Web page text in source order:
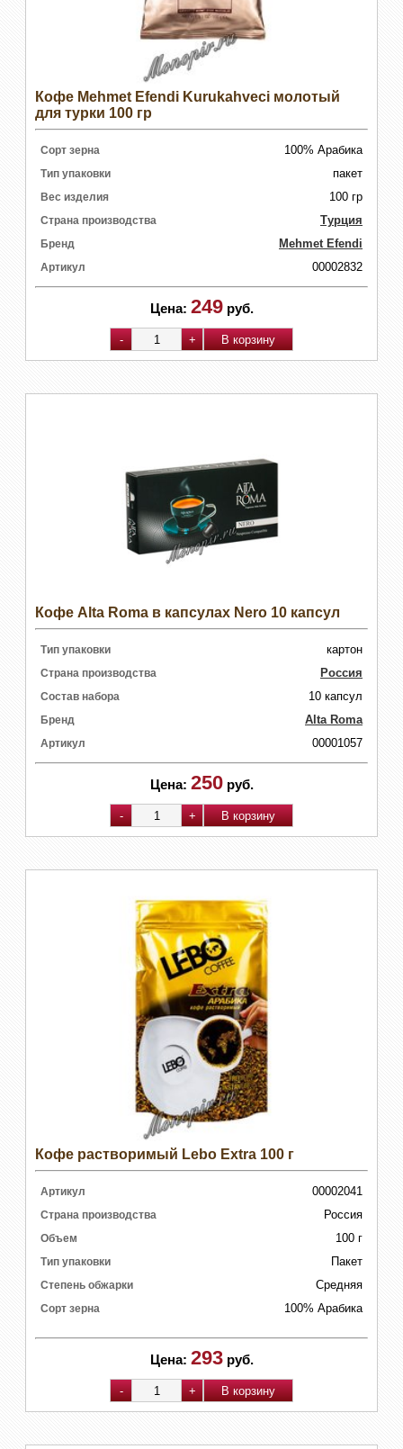
Кофе Mehmet Efendi Kurukahveci молотый
для турки 100 гр
Сорт зерна 100% Арабика
Тип упаковки пакет
Вес изделия 100 гр
Страна производства Турция
Бренд Mehmet Efendi
Артикул 00002832
Цена: 249 руб.
Кофе Alta Roma в капсулах Nero 10 капсул
Тип упаковки картон
Страна производства Россия
Состав набора 10 капсул
Бренд Alta Roma
Артикул 00001057
Цена: 250 руб.
Кофе растворимый Lebo Extra 100 г
Артикул 00002041
Страна производства Россия
Объем 100 г
Тип упаковки Пакет
Степень обжарки Средняя
Сорт зерна 100% Арабика
Цена: 293 руб.